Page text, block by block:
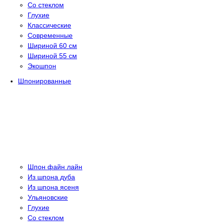
Со стеклом
Глухие
Классические
Современные
Шириной 60 см
Шириной 55 см
Экошпон
Шпонированные
Шпон файн лайн
Из шпона дуба
Из шпона ясеня
Ульяновские
Глухие
Со стеклом